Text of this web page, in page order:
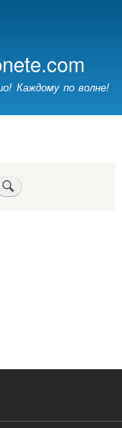
Каждому по волне!